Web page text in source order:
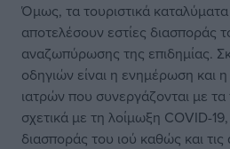
Όμως, τα τουριστικά καταλύματα
αποτελέσουν εστίες διασποράς
αναζωπύρωσης της επιδημίας.
οδηγιών είναι η ενημέρωση και
ιατρών που συνεργάζονται με τα
σχετικά με τη λοίμωξη COVID-
διασποράς του ιού καθώς και τις